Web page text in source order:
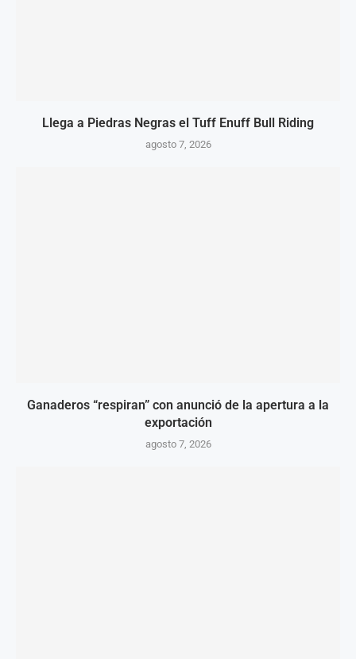
Llega a Piedras Negras el Tuff Enuff Bull Riding
agosto 7, 2026
Ganaderos “respiran” con anunció de la apertura a la
exportación
agosto 7, 2026